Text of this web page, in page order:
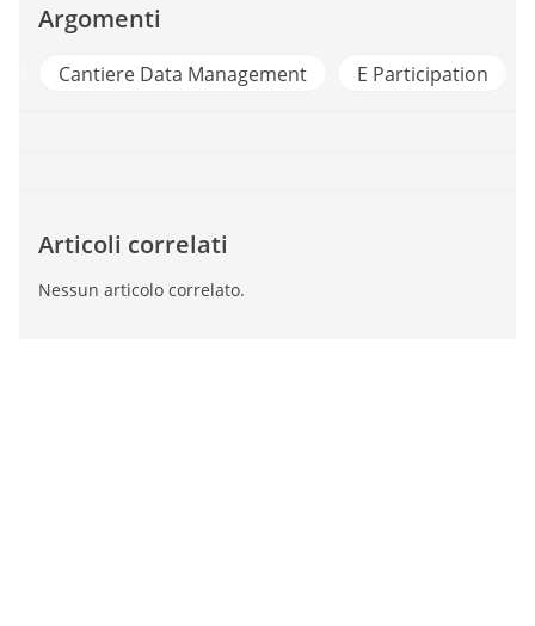
Argomenti
Cantiere Data Management E Participation
Articoli correlati
Nessun articolo correlato.